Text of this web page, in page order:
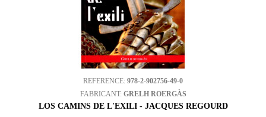
REFERENCE: 978-2-902756-49-0
FABRICANT: GRELH ROERGÀS
LOS CAMINS DE L'EXILI - JACQUES REGOURD